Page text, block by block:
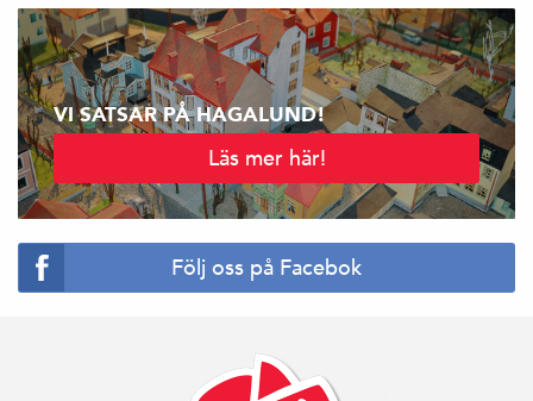
VI SATSAR PÅ HAGALUND!
Läs mer här!
Följ oss på Facebok